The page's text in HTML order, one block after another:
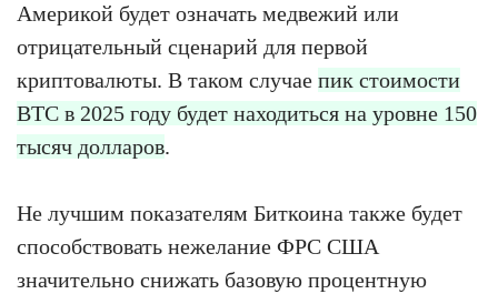
Америкой будет означать медвежий или
отрицательный сценарий для первой
криптовалюты. В таком случае пик стоимости
BTC в 2025 году будет находиться на уровне 150
тысяч долларов.
Не лучшим показателям Биткоина также будет
способствовать нежелание ФРС США
значительно снижать базовую процентную